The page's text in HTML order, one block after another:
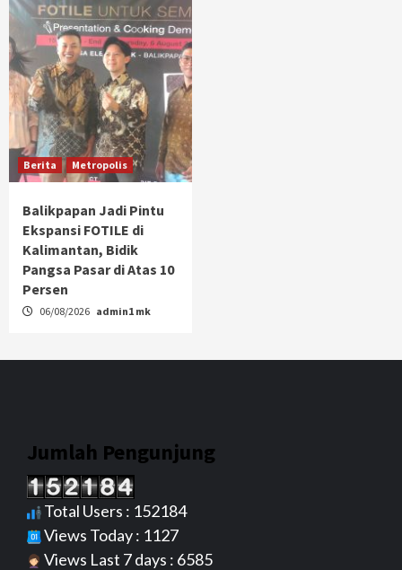
Berita Metropolis
Balikpapan Jadi Pintu
Ekspansi FOTILE di
Kalimantan, Bidik
Pangsa Pasar di Atas 10
Persen
06/08/2026 admin1 mk
Jumlah Pengunjung
Total Users : 152184
Views Today : 1127
Views Last 7 days : 6585